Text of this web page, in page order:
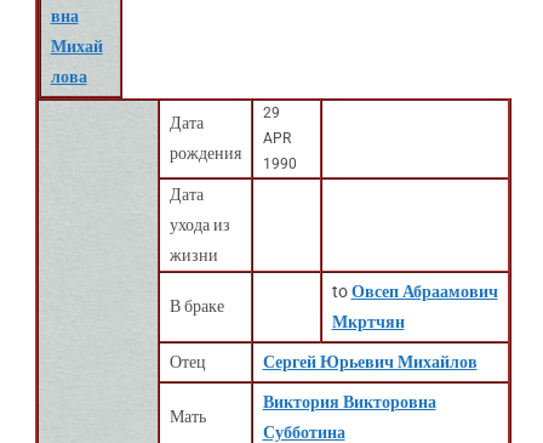
вна
Михай
лова
Дата
рождения
29
APR
1990
Дата
ухода из
жизни
В браке
toОвсеп Абраамович
Мкртчян
Отец Сергей Юрьевич Михайлов
Мать
Виктория Викторовна
Субботина